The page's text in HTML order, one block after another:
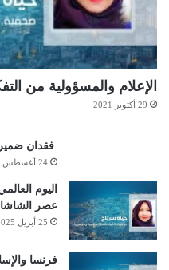
الإعلام والمسؤولية من
29 أكتوبر 2021
فقدان
24 أغسطس 2020
اليوم
عصر
25 أبريل 2025
فرنسا